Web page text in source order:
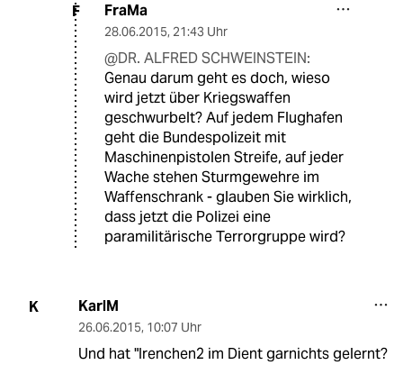
F FraMa
28.06.2015, 21:43 Uhr
@DR. ALFRED SCHWEINSTEIN:
Genau darum geht es doch, wieso
wird jetzt über Kriegswaffen
geschwurbelt? Auf jedem Flughafen
geht die Bundespolizeit mit
Maschinenpistolen Streife, auf jeder
Wache stehen Sturmgewehre im
Waffenschrank - glauben Sie wirklich,
dass jetzt die Polizei eine
paramilitärische Terrorgruppe wird?
K KarlM
26.06.2015, 10:07 Uhr
Und hat "Irenchen2 im Dient garnichts gelernt?